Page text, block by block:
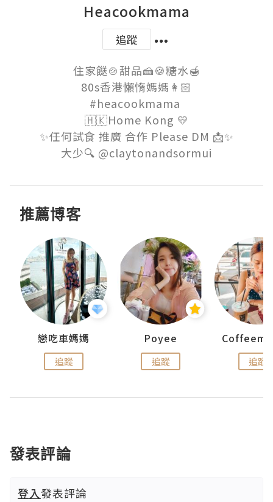
Heacookmama
追蹤
住家餸🍲甜品🍰🍪糖水🍯
80s香港懶惰媽媽👩🏻
#heacookmama
🇭🇰Home Kong 💛
✨任何試食 推廣 合作 Please DM 📩✨
大少🔍 @claytonandsormui
推薦博客
戀吃車媽媽
追蹤
Poyee
追蹤 追蹤
發表評論
登入發表評論